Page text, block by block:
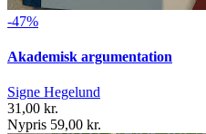
-47%
Akademisk argumentation
Signe Hegelund
31,00 kr.
Nypris 59,00 kr.